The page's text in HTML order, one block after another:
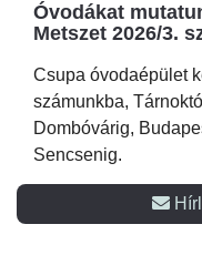
Óvodákat
Metszet 2026/3.
Csupa óvodaépület
számunkba, Tárnoktól
Dombóvárig,
Sencsenig.